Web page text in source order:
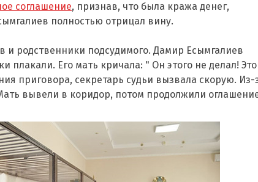
соглашение, признав, что была кража денег,
полностью отрицал вину.
и родственники подсудимого. Дамир Есымгалиев
плакали. Его мать кричала: " Он этого не делал! Это
приговора, секретарь судьи вызвала скорую. Из-
вывели в коридор, потом продолжили